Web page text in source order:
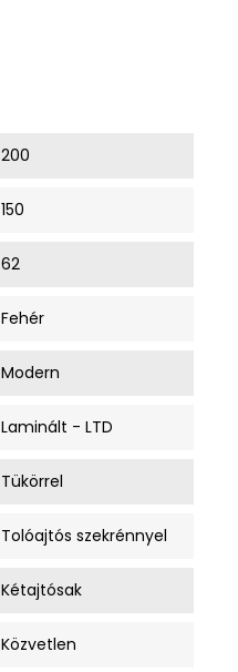
200
150
62
Fehér
Modern
Laminált - LTD
Tükörrel
Tolóajtós szekrénnyel
Kétajtósak
Közvetlen